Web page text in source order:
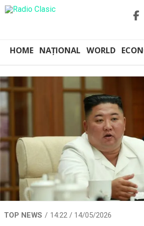
HOME NAȚIONAL WORLD
TOP NEWS 14:22 / 14/05/2026